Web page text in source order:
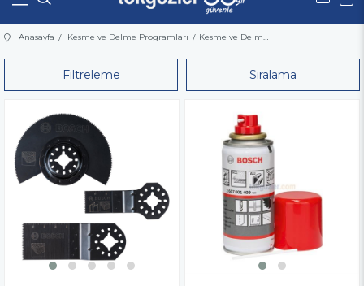
Üye Girişi Üye Ol
Anasayfa Kesme ve Delme Programları Kesme ve Delme Programları Aksesuarları ve Setleri
Filtreleme Sıralama